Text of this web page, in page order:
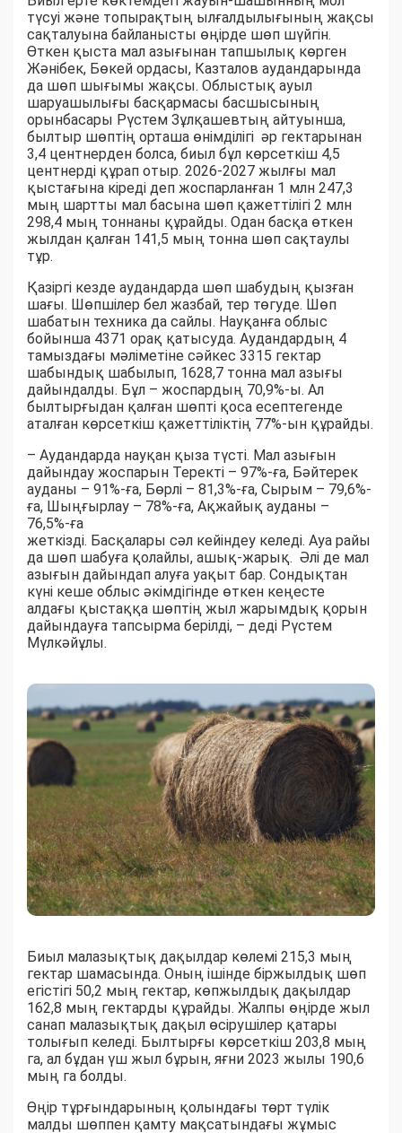
түсуі және топырақтың ылғалдылығының жақсы
сақталуына байланысты өңірде шөп шүйгін.
Өткен қыста мал азығынан тапшылық көрген
Жәнібек, Бөкей ордасы, Казталов аудандарында
да шөп шығымы жақсы. Облыстық ауыл
шаруашылығы басқармасы басшысының
орынбасары Рүстем Зұлқашевтың айтуынша,
былтыр шөптің орташа өнімділігі әр гектарынан
3,4 центнерден болса, биыл бұл көрсеткіш 4,5
центнерді құрап отыр. 2026-2027 жылғы мал
қыстағына кіреді деп жоспарланған 1 млн 247,3
мың шартты мал басына шөп қажеттілігі 2 млн
298,4 мың тоннаны құрайды. Одан басқа өткен
жылдан қалған 141,5 мың тонна шөп сақтаулы
тұр.
Қазіргі кезде аудандарда шөп шабудың қызған
шағы. Шөпшілер бел жазбай, тер төгуде. Шөп
шабатын техника да сайлы. Науқанға облыс
бойынша 4371 орақ қатысуда. Аудандардың 4
тамыздағы мәліметіне сәйкес 3315 гектар
шабындық шабылып, 1628,7 тонна мал азығы
дайындалды. Бұл – жоспардың 70,9%-ы. Ал
былтырғыдан қалған шөпті қоса есептегенде
аталған көрсеткіш қажеттіліктің 77%-ын құрайды.
– Аудандарда науқан қыза түсті. Мал азығын
дайындау жоспарын Теректі – 97%-ға, Бәйтерек
ауданы – 91%-ға, Бөрлі – 81,3%-ға, Сырым – 79,6%-
ға, Шыңғырлау – 78%-ға, Ақжайық ауданы –
76,5%-ға
жеткізді. Басқалары сәл кейіндеу келеді. Ауа райы
да шөп шабуға қолайлы, ашық-жарық. Әлі де мал
азығын дайындап алуға уақыт бар. Сондықтан
күні кеше облыс әкімдігінде өткен кеңесте
алдағы қыстаққа шөптің жыл жарымдық қорын
дайындауға тапсырма берілді, – деді Рүстем
Мүлкәйұлы.
Биыл малазықтық дақылдар көлемі 215,3 мың
гектар шамасында. Оның ішінде біржылдық шөп
егістігі 50,2 мың гектар, көпжылдық дақылдар
162,8 мың гектарды құрайды. Жалпы өңірде жыл
санап малазықтық дақыл өсірушілер қатары
толығып келеді. Былтырғы көрсеткіш 203,8 мың
га, ал бұдан үш жыл бұрын, яғни 2023 жылы 190,6
мың га болды.
Өңір тұрғындарының қолындағы төрт түлік
малды шөппен қамту мақсатындағы жұмыс